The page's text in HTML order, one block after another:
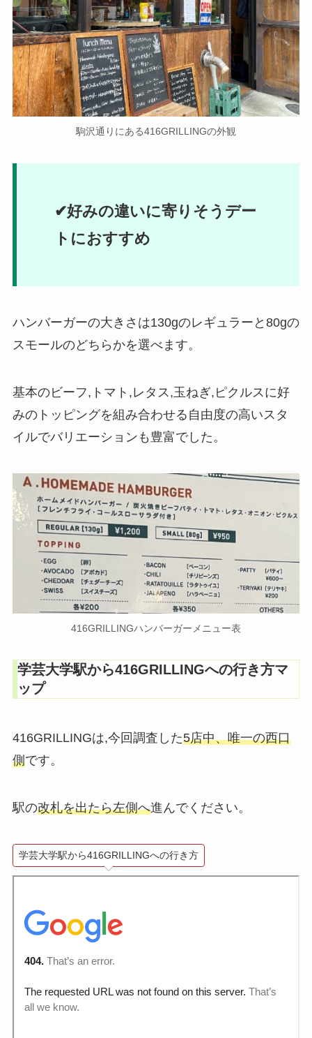
駒沢通りにある416GRILLINGの外観
✔好みの違いに寄りそうデー
トにおすすめ
ハンバーガーの大きさは130gのレギュラーと80gの
スモールのどちらかを選べます。
基本のビーフ,トマト,レタス,玉ねぎ,ピクルスに好
みのトッピングを組み合わせる自由度の高いスタ
イルでバリエーションも豊富でした。
416GRILLINGハンバーガーメニュー表
学芸大学駅から416GRILLINGへの行き方マ
ップ
416GRILLINGは,今回調査した5店中、唯一の西口
側です。
駅の改札を出たら左側へ進んでください。
学芸大学駅から416GRILLINGへの行き方